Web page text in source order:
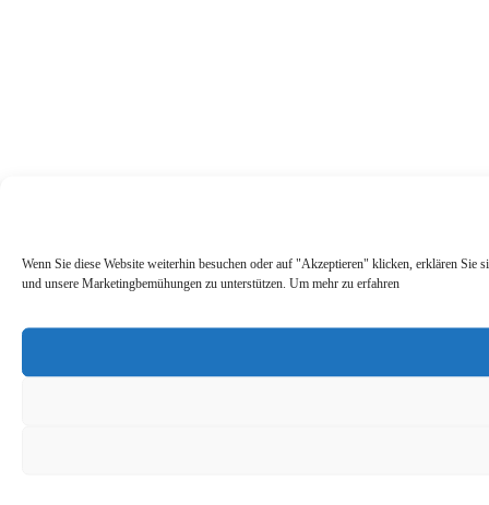
Wenn Sie diese Website weiterhin besuchen oder auf "Akzeptieren" klicken, erklären Sie
und unsere Marketingbemühungen zu unterstützen. Um mehr zu erfahren